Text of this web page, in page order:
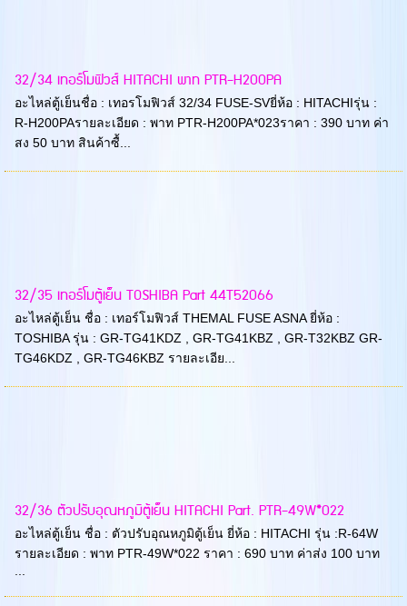
32/34 เทอร์โมฟิวส์ HITACHI พาท PTR-H200PA
อะไหล่ตู้เย็นชื่อ : เทอรโมฟิวส์ 32/34 FUSE-SVยี่ห้อ : HITACHIรุ่น :
R-H200PAรายละเอียด : พาท PTR-H200PA*023ราคา : 390 บาท ค่า
สง 50 บาท สินค้าซื้...
32/35 เทอร์โมตู้เย็น TOSHIBA Part 44T52066
อะไหล่ตู้เย็น ชื่อ : เทอร์โมฟิวส์ THEMAL FUSE ASNA ยี่ห้อ :
TOSHIBA รุ่น : GR-TG41KDZ , GR-TG41KBZ , GR-T32KBZ GR-
TG46KDZ , GR-TG46KBZ รายละเอีย...
32/36 ตัวปรับอุณหภูมิตู้เย็น HITACHI Part. PTR-49W*022
อะไหล่ตู้เย็น ชื่อ : ตัวปรับอุณหภูมิตู้เย็น ยี่ห้อ : HITACHI รุ่น :R-64W
รายละเอียด : พาท PTR-49W*022 ราคา : 690 บาท ค่าส่ง 100 บาท